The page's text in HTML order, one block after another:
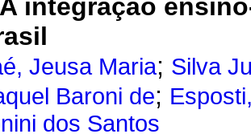
A integração
Jeusa Maria; Silva
Baroni de;
dos Santos